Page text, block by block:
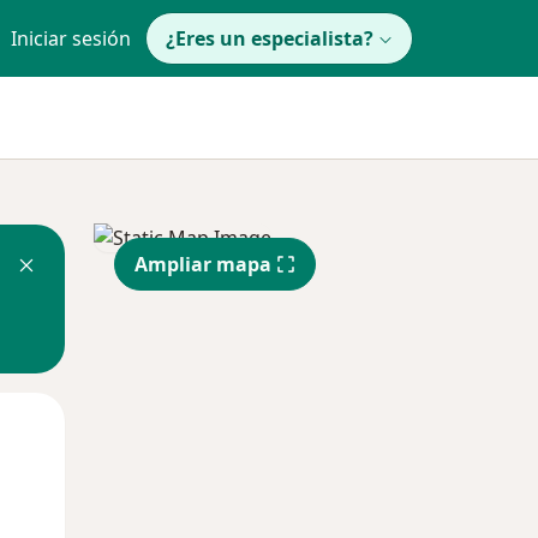
Iniciar sesión ¿Eres un especialista?
Ampliar mapa